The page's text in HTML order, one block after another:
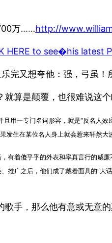
万……http://
HERE to see�his latest
完又想夸他：强，弓虽！
算是颠覆，也很难说这
用一专门名词形容，就是“反名人
发生在某位名人身上就会惹来轩然
着傻乎乎的外表和率真言行的威廉
推广之后，他们成了戴着面具的“
手，那么他有意或无意